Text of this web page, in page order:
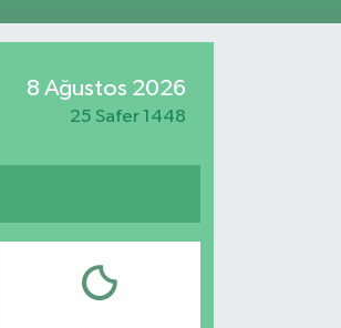
8 Ağustos 2026
25 Safer 1448